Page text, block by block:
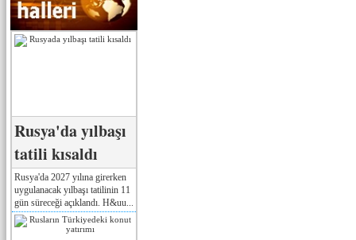
Rusya'da yılbaşı
tatili kısaldı
Rusya'da 2027 yılına girerken
uygulanacak yılbaşı tatilinin 11
gün süreceği açıklandı. H&uu...